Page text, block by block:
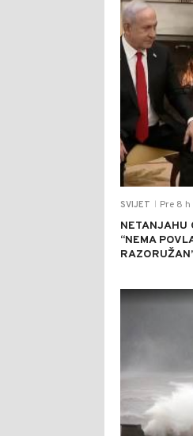
SVIJET Pre 8 h
NETANJAHU
“NEMA